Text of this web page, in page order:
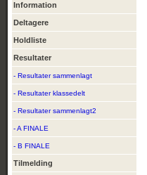
Information
Deltagere
Holdliste
Resultater
- Resultater sammenlagt
- Resultater klassedelt
- Resultater sammenlagt2
- A FINALE
- B FINALE
Tilmelding